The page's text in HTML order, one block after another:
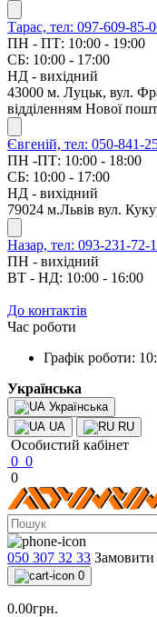
Тарас, тел: 097-609-85-
ПН - ПТ: 10:00 - 19:00
СБ: 10:00 - 17:00
НД - вихідний
43000 м. Луцьк, вул.
відділенням Нової
Євгеній, тел: 050-841-
ПН -ПТ: 10:00 - 18:00
СБ: 10:00 - 17:00
НД - вихідний
79024 м.Львів вул.
Назар, тел: 093-231-72-
ПН - вихідний
ВТ - НД: 10:00 - 16:00
До контактів
Час роботи
Графік роботи:
Українська
Українська
UA
RU
Особистий кабінет
0 0
0
050 307 32 33 Замовити
0
0.00грн.